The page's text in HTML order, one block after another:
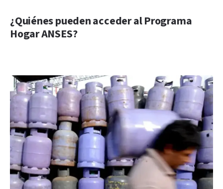
¿Quiénes pueden acceder al Programa
Hogar ANSES?